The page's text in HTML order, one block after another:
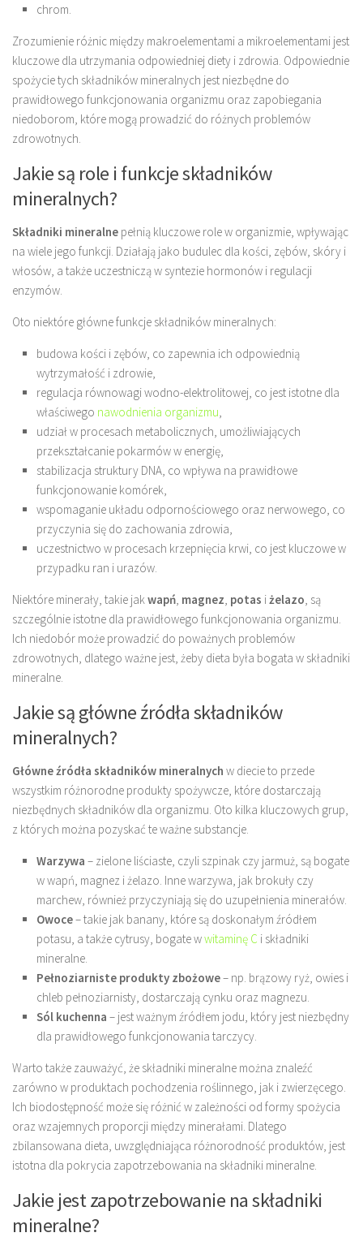
chrom.
Zrozumienie różnic między makroelementami a mikroelementami jest
kluczowe dla utrzymania odpowiedniej diety i zdrowia. Odpowiednie
spożycie tych składników mineralnych jest niezbędne do
prawidłowego funkcjonowania organizmu oraz zapobiegania
niedoborom, które mogą prowadzić do różnych problemów
zdrowotnych.
Jakie są role i funkcje składników
mineralnych?
Składniki mineralne pełnią kluczowe role w organizmie, wpływając
na wiele jego funkcji. Działają jako budulec dla kości, zębów, skóry i
włosów, a także uczestniczą w syntezie hormonów i regulacji
enzymów.
Oto niektóre główne funkcje składników mineralnych:
budowa kości i zębów, co zapewnia ich odpowiednią
wytrzymałość i zdrowie,
regulacja równowagi wodno-elektrolitowej, co jest istotne dla
właściwego nawodnienia organizmu,
udział w procesach metabolicznych, umożliwiających
przekształcanie pokarmów w energię,
stabilizacja struktury DNA, co wpływa na prawidłowe
funkcjonowanie komórek,
wspomaganie układu odpornościowego oraz nerwowego, co
przyczynia się do zachowania zdrowia,
uczestnictwo w procesach krzepnięcia krwi, co jest kluczowe w
przypadku ran i urazów.
Niektóre minerały, takie jakwapń, magnez, potas iżelazo, są
szczególnie istotne dla prawidłowego funkcjonowania organizmu.
Ich niedobór może prowadzić do poważnych problemów
zdrowotnych, dlatego ważne jest, żeby dieta była bogata w składniki
mineralne.
Jakie są główne źródła składników
mineralnych?
Główne źródła składników mineralnych w diecie to przede
wszystkim różnorodne produkty spożywcze, które dostarczają
niezbędnych składników dla organizmu. Oto kilka kluczowych grup,
z których można pozyskać te ważne substancje.
Warzywa – zielone liściaste, czyli szpinak czy jarmuż, są bogate
w wapń, magnez i żelazo. Inne warzywa, jak brokuły czy
marchew, również przyczyniają się do uzupełnienia minerałów.
Owoce– takie jak banany, które są doskonałym źródłem
potasu, a także cytrusy, bogate wwitaminę C i składniki
mineralne.
Pełnoziarniste produkty zbożowe– np. brązowy ryż, owies i
chleb pełnoziarnisty, dostarczają cynku oraz magnezu.
Sól kuchenna – jest ważnym źródłem jodu, który jest niezbędny
dla prawidłowego funkcjonowania tarczycy.
Warto także zauważyć, że składniki mineralne można znaleźć
zarówno w produktach pochodzenia roślinnego, jak i zwierzęcego.
Ich biodostępność może się różnić w zależności od formy spożycia
oraz wzajemnych proporcji między minerałami. Dlatego
zbilansowana dieta, uwzględniająca różnorodność produktów, jest
istotna dla pokrycia zapotrzebowania na składniki mineralne.
Jakie jest zapotrzebowanie na składniki
mineralne?